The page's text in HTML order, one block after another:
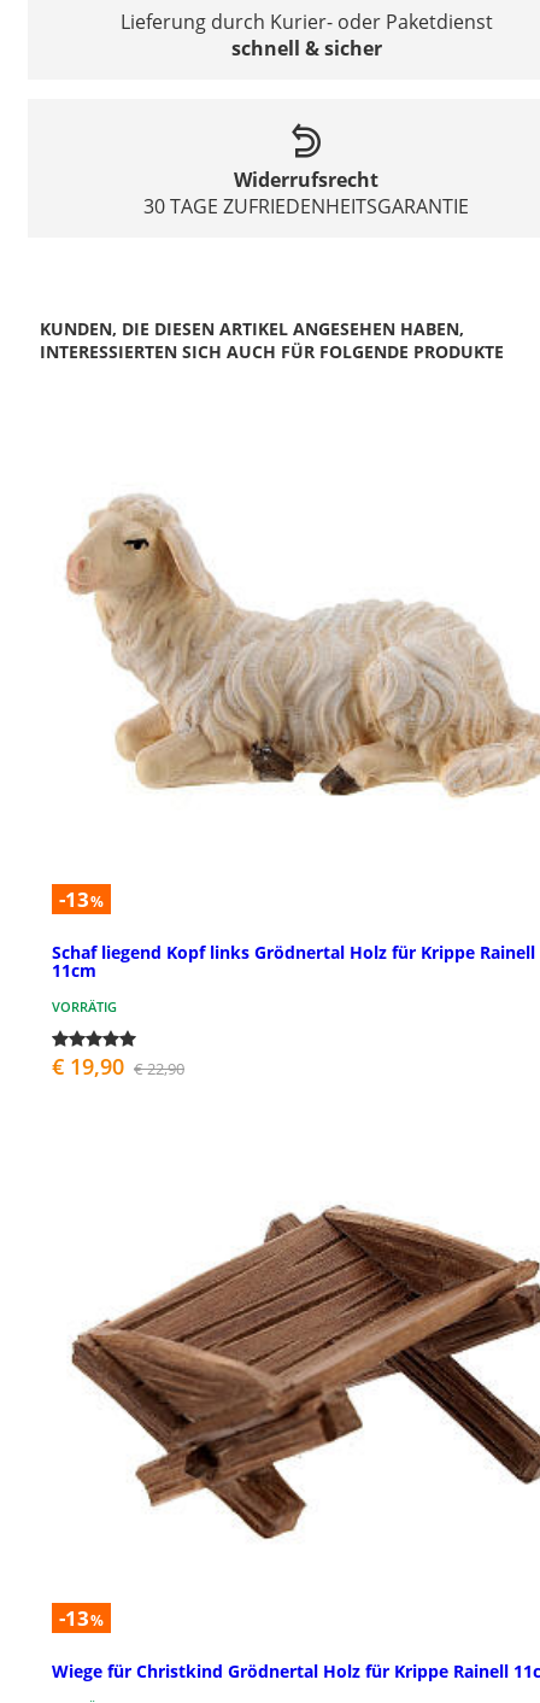
Lieferung durch Kurier- oder Paketdienst
schnell & sicher
Widerrufsrecht
30 TAGE ZUFRIEDENHEITSGARANTIE
KUNDEN, DIE DIESEN ARTIKEL ANGESEHEN HABEN,
INTERESSIERTEN SICH AUCH FÜR FOLGENDE PRODUKTE
-13%
Schaf liegend Kopf links Grödnertal Holz für Krippe Rainell
11cm
VORRÄTIG
€ 19,90 € 22,90
-13%
Wiege für Christkind Grödnertal Holz für Krippe Rainell